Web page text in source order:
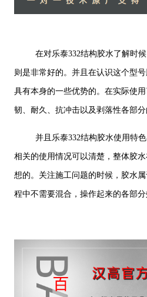
在对乐泰332结构胶水了解时
则是非常好的。并且在认识这个型
具有本身的一些优势的。在实际使
韧、耐久、抗冲击以及剥落性各部分
并且乐泰332结构胶水使用特
相关的使用情况可以清楚，整体胶
想的。关注施工问题的时候，胶水
程中不需要混合，操作起来的各部分